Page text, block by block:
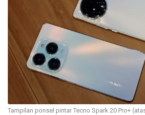
Tampilan ponsel pintar Tecno Spark 20 Pro+